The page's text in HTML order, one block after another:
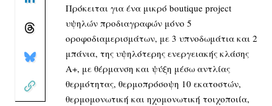
Πρόκειται για ένα μικρό boutique project
υψηλών προδιαγραφών μόνο 5
οροφοδιαμερισμάτων, με 3 υπνοδωμάτια και 2
μπάνια, της υψηλότερης ενεργειακής κλάσης
Α+, με θέρμανση και ψύξη μέσω αντλίας
θερμότητας, θερμοπρόσοψη 10 εκατοστών,
θερμομονωτική και ηχομονωτική τοιχοποιία,